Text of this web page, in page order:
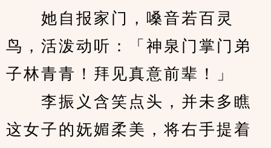
她自报家门，嗓音若百灵
鸟，活泼动听：「神泉门掌门弟
子林青青！拜见真意前辈！」
李振义含笑点头，并未多瞧
这女子的妩媚柔美，将右手提着